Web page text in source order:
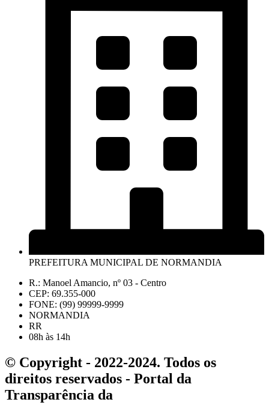
PREFEITURA MUNICIPAL DE NORMANDIA
R.: Manoel Amancio, nº 03 - Centro
CEP: 69.355-000
FONE: (99) 99999-9999
NORMANDIA
RR
08h às 14h
© Copyright - 2022-2024. Todos os
direitos reservados - Portal da
Transparência da